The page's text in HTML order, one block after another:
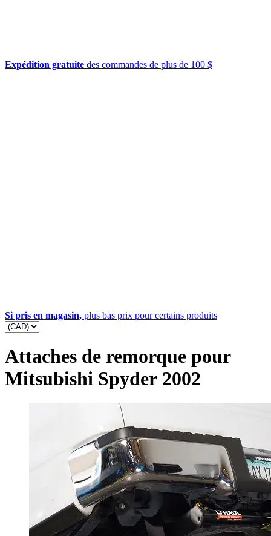
Expédition gratuite des commandes de plus de 100 $
Si pris en magasin, plus bas prix pour certains produits
Attaches de remorque pour
Mitsubishi Spyder 2002